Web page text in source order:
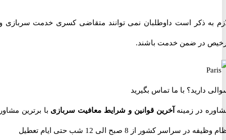
ذکر است داوطلبان نمی توانند متقاضی کسری خدمت سربازی و یا
در ضمن خدمت باشند.
دارید؟ با ما تماس بگیرید
در زمینهآخرین قوانین و شرایط معافیت سربازیبا برترین مشاوران
در سراسر کشور از 8 صبح الی 12 شب حتی ایام تعطیل